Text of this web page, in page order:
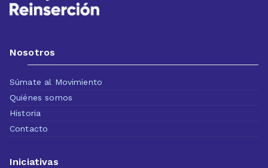
Nosotros
Súmate al Movimiento
Quiénes somos
Historia
Contacto
Iniciativas